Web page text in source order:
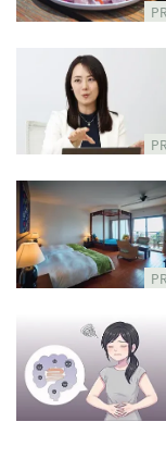
PR
PR
PR